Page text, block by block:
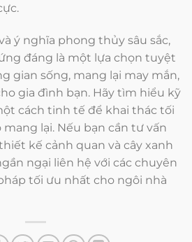
ý nghĩa phong thủy sâu sắc,
đáng là một lựa chọn tuyệt
gian sống, mang lại may mắn,
gia đình bạn. Hãy tìm hiểu kỹ
cách tinh tế để khai thác tối
lại. Nếu bạn cần tư vấn
kế cảnh quan và cây xanh
ngại liên hệ với các chuyên
tối ưu nhất cho ngôi nhà